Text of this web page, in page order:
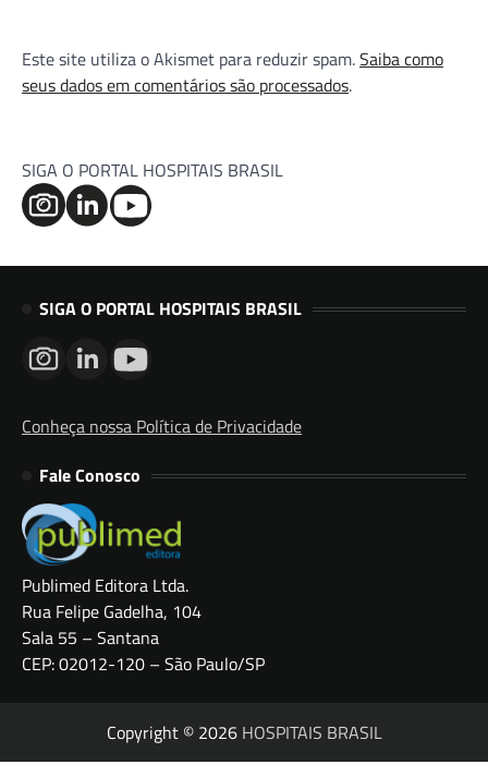
Este site utiliza o Akismet para reduzir spam.Saiba como
seus dados em comentários são processados.
SIGA O PORTAL HOSPITAIS BRASIL
SIGA O PORTAL HOSPITAIS BRASIL
Conheça nossa Política de Privacidade
Fale Conosco
Publimed Editora Ltda.
Rua Felipe Gadelha, 104
Sala 55 – Santana
CEP: 02012-120 – São Paulo/SP
Copyright © 2026 HOSPITAIS BRASIL